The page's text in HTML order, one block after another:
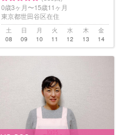
0歳3ヶ月〜15歳11ヶ月
東京都世田谷区在住
土
08
日
09
月
10
火
11
水
12
木
13
金
14